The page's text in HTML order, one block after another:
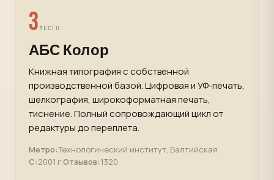
3 МЕСТО
АБС Колор
Книжная типография с собственной
производственной базой. Цифровая и УФ-печать,
шелкография, широкоформатная печать,
тиснение. Полный сопровождающий цикл от
редактуры до переплета.
Метро:Технологический институт, Балтийская
С:2001 г.Отзывов:1320